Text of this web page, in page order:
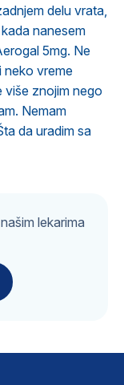
delu vrata,
nanesem
5mg. Ne
neko vreme
više znojim nego
Nemam
da uradim sa
lekarima